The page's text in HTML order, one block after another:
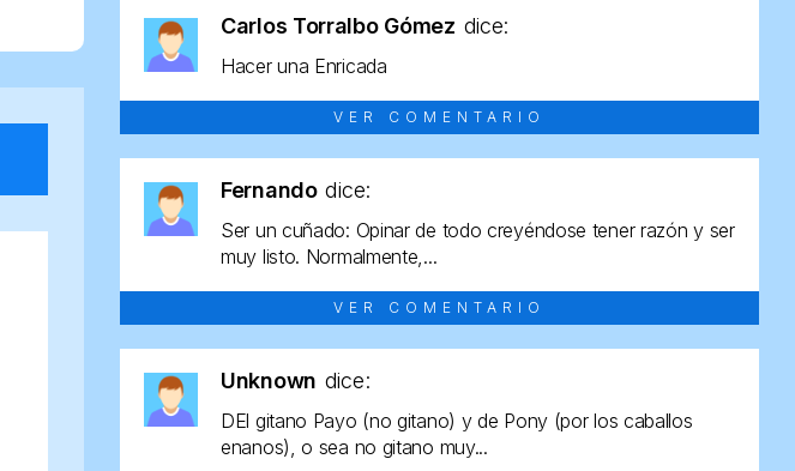
Carlos Torralbo Gómez dice:
Hacer una Enricada
VER COMENTARIO
Fernando dice:
Ser un cuñado: Opinar de todo creyéndose tener razón y ser
muy listo. Normalmente,...
VER COMENTARIO
Unknown dice:
DEl gitano Payo (no gitano) y de Pony (por los caballos
enanos), o sea no gitano muy...